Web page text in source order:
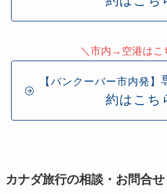
＼市内→空港はこ
【バンクーバー市内発】
約はこち
カナダ旅行の相談・お問合せ